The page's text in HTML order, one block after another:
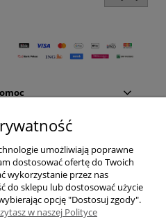
konto
i dostawa
umożliwiają poprawne
dostosować ofertę do Twoich
wykorzystanie przez nas
do sklepu lub dostosować użycie
opcję "Dostosuj zgody".
w naszej Polityce